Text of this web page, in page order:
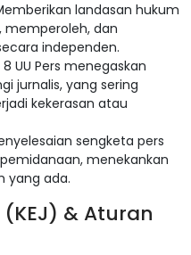
landasan hukum
memperoleh, dan
independen.
UU Pers menegaskan
jurnalis, yang sering
kekerasan atau
sengketa pers
menekankan
yang ada.
& Aturan